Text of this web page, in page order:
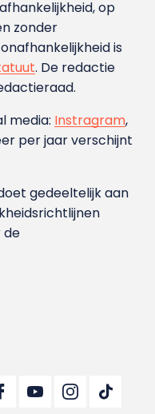
op
zonder
is
. De redactie
media: Instragram,
per jaar verschijnt
gedeeltelijk aan
de